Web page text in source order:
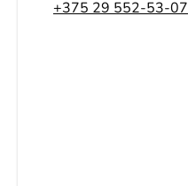
+375 29 552-53-07